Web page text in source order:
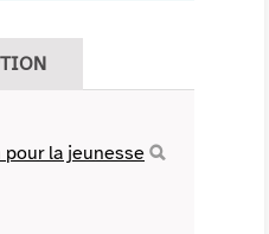
pour la jeunesse